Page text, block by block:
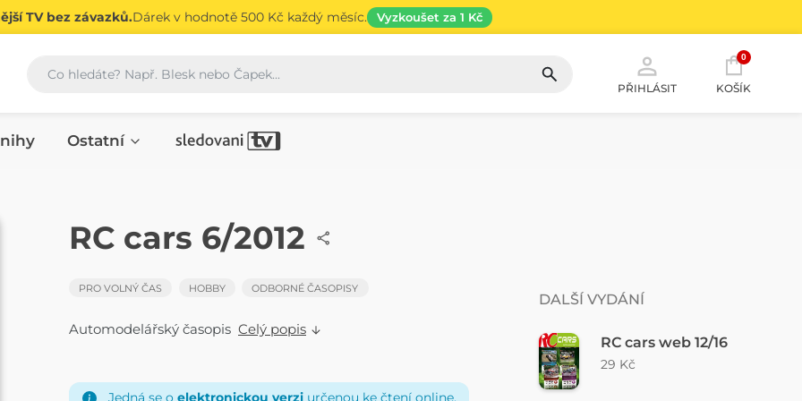
TV bez závazků.Dárek v hodnotě 500 Kč každý měsíc. Vyzkoušet za 1 Kč
Vyhledávání
PŘIHLÁSIT
0
KOŠÍK
Ostatní
ČASOPIS
RC cars 6/2012
PRO VOLNÝ ČAS HOBBY ODBORNÉ ČASOPISY
Automodelářský časopis Celý popis
Jedná se o elektronickou verzi určenou ke čtení online,
DALŠÍ VYDÁNÍ
RC cars web 12/16
29 Kč